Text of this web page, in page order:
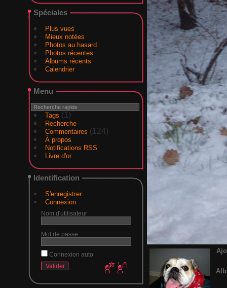
Spéciales
Plus vues
Mieux notées
Photos au hasard
Photos récentes
Albums récents
Calendrier
Menu
Tags (1)
Recherche
Commentaires (124)
À propos
Notifications RSS
Livre d'or
Identification
S'enregistrer
Connexion
Nom d'utilisateur
Mot de passe
Connexion auto